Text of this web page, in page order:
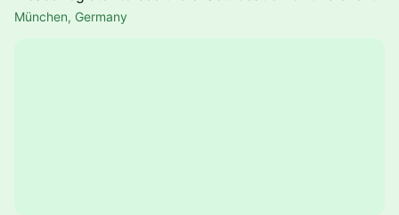
München, Germany